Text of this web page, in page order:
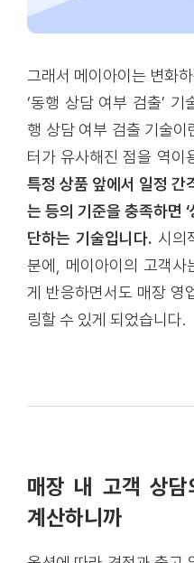
그래서 메이아이는 변화
‘동행 상담 여부 검출’
행 상담 여부 검출 기술이
터가 유사해진 점을 역이
특정 상품 앞에서 일정 간
는 등의 기준을 충족하면
단하는 기술입니다. 시의
분에, 메이아이의 고객
게 반응하면서도 매장 영
링할 수 있게 되었습니다.
매장 내 고객 상담
계산하니까